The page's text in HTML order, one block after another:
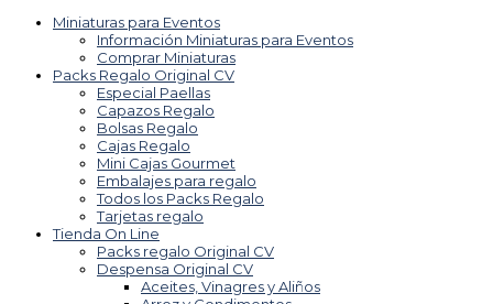
Miniaturas para Eventos
Información Miniaturas para Eventos
Comprar Miniaturas
Packs Regalo Original CV
Especial Paellas
Capazos Regalo
Bolsas Regalo
Cajas Regalo
Mini Cajas Gourmet
Embalajes para regalo
Todos los Packs Regalo
Tarjetas regalo
Tienda On Line
Packs regalo Original CV
Despensa Original CV
Aceites, Vinagres y Aliños